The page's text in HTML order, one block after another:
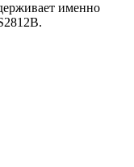
именно